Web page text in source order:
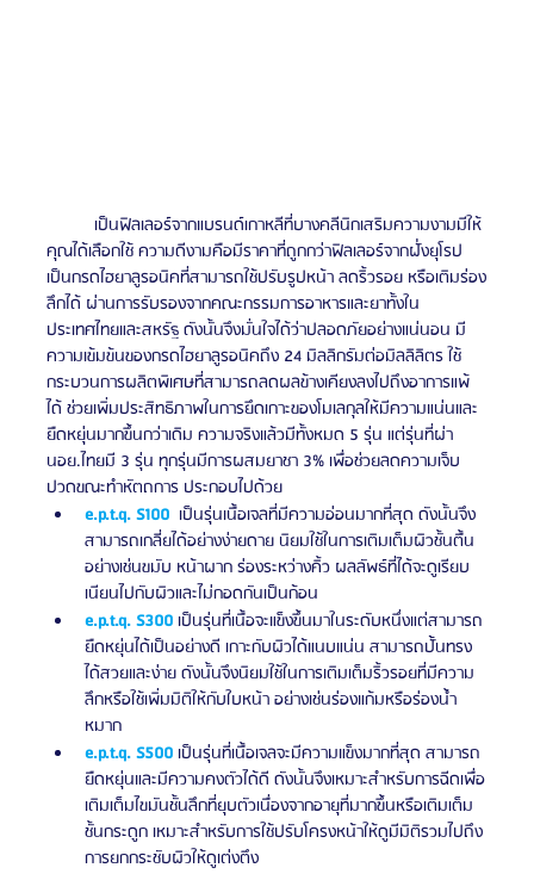
คุณได้เลือกใช้ ความดีงามคือมีราคาที่ถูกกว่าฟิลเลอร์จากฝั่งยุโรป
เป็นกรดไฮยาลูรอนิคที่สามารถใช้ปรับรูปหน้า ลดริ้วรอย หรือเติมร่อง
ลึกได้ ผ่านการรับรองจากคณะกรรมการอาหารและยาทั้งใน
ประเทศไทยและสหรัฐ ดังนั้นจึงมั่นใจได้ว่าปลอดภัยอย่างแน่นอน มี
ความเข้มข้นของกรดไฮยาลูรอนิคถึง 24 มิลลิกรัมต่อมิลลิลิตร ใช้
กระบวนการผลิตพิเศษที่สามารถลดผลข้างเคียงลงไปถึงอาการแพ้
ได้ ช่วยเพิ่มประสิทธิภาพในการยึดเกาะของโมเลกุลให้มีความแน่นและ
ยืดหยุ่นมากขึ้นกว่าเดิม ความจริงแล้วมีทั้งหมด 5 รุ่น แต่รุ่นที่ผ่า
นอย.ไทยมี 3 รุ่น ทุกรุ่นมีการผสมยาชา 3% เพื่อช่วยลดความเจ็บ
ปวดขณะทำหัตถการ ประกอบไปด้วย
e.p.t.q. S100
  เป็นรุ่นเนื้อเจลที่มีความอ่อนมากที่สุด ดังนั้นจึง
สามารถเกลี่ยได้อย่างง่ายดาย นิยมใช้ในการเติมเต็มผิวชั้นตื้น
อย่างเช่นขมับ หน้าผาก ร่องระหว่างคิ้ว ผลลัพธ์ที่ได้จะดูเรียบ
เนียนไปกับผิวและไม่กอดกันเป็นก้อน
e.p.t.q. S300 เป็นรุ่นที่เนื้อจะแข็งขึ้นมาในระดับหนึ่งแต่สามารถ
ยืดหยุ่นได้เป็นอย่างดี เกาะกับผิวได้แนบแน่น สามารถปั้นทรง
ได้สวยและง่าย ดังนั้นจึงนิยมใช้ในการเติมเต็มริ้วรอยที่มีความ
ลึกหรือใช้เพิ่มมิติให้กับใบหน้า อย่างเช่นร่องแก้มหรือร่องน้ำ
หมาก
e.p.t.q. S500 เป็นรุ่นที่เนื้อเจลจะมีความแข็งมากที่สุด สามารถ
ยืดหยุ่นและมีความคงตัวได้ดี ดังนั้นจึงเหมาะสำหรับการฉีดเพื่อ
เติมเต็มไขมันชั้นลึกที่ยุบตัวเนื่องจากอายุที่มากขึ้นหรือเติมเต็ม
ชั้นกระดูก เหมาะสำหรับการใช้ปรับโครงหน้าให้ดูมีมิติรวมไปถึง
การยกกระชับผิวให้ดูเต่งตึง